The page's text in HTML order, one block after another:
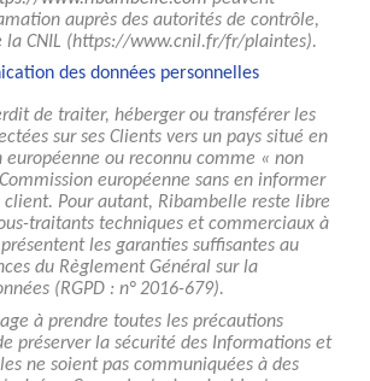
auprès des autorités de contrôle,
la CNIL (https://www.cnil.fr/fr/plaintes).
des données personnelles
de traiter, héberger ou transférer les
sur ses Clients vers un pays situé en
européenne ou reconnu comme « non
européenne sans en informer
Pour autant, Ribambelle reste libre
traitants techniques et commerciaux à
les garanties suffisantes au
du Règlement Général sur la
(RGPD : n° 2016-679).
à prendre toutes les précautions
préserver la sécurité des Informations et
ne soient pas communiquées à des